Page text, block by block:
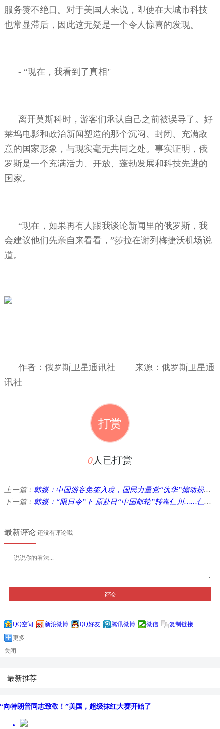
服务赞不绝口。对于美国人来说，即使在大城市科技
也常显滞后，因此这无疑是一个令人惊喜的发现。
- “现在，我看到了真相”
离开莫斯科时，游客们承认自己之前被误导了。好
莱坞电影和政治新闻塑造的那个沉闷、封闭、充满敌
意的国家形象，与现实毫无共同之处。事实证明，俄
罗斯是一个充满活力、开放、蓬勃发展和科技先进的
国家。
“现在，如果再有人跟我谈论新闻里的俄罗斯，我
会建议他们先亲自来看看，”莎拉在谢列梅捷沃机场说
道。
作者：俄罗斯卫星通讯社
来源：俄罗斯卫星通
讯社
打赏
0人已打赏
上一篇： 韩媒：中国游客免签入境，国民力量党“仇华”煽动损害国家利益 ...
下一篇： 韩媒：“限日令”下 原赴日“中国邮轮”转靠仁川……仁川港入境班次增两倍 ...
最新评论还没有评论哦
评论
QQ空间 新浪微博 QQ好友 腾讯微博 微信
复制链接
更多
关闭
最新推荐
“向特朗普同志致敬！”美国，超级抹红大赛开始了